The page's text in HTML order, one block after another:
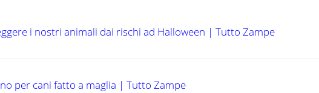
i nostri animali dai rischi ad Halloween | Tutto Zampe
per cani fatto a maglia | Tutto Zampe